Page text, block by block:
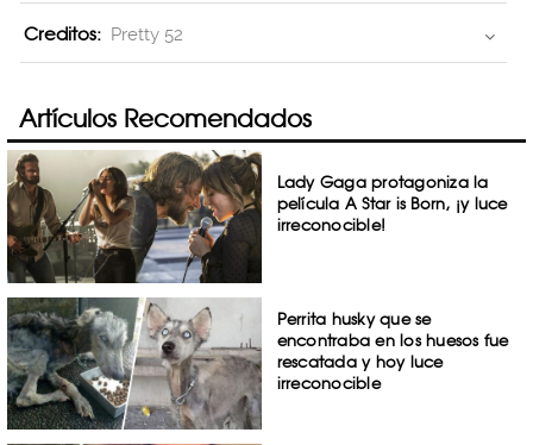
Creditos: Pretty 52
Artículos Recomendados
Lady Gaga protagoniza la
película A Star is Born, ¡y luce
irreconocible!
Perrita husky que se
encontraba en los huesos fue
rescatada y hoy luce
irreconocible